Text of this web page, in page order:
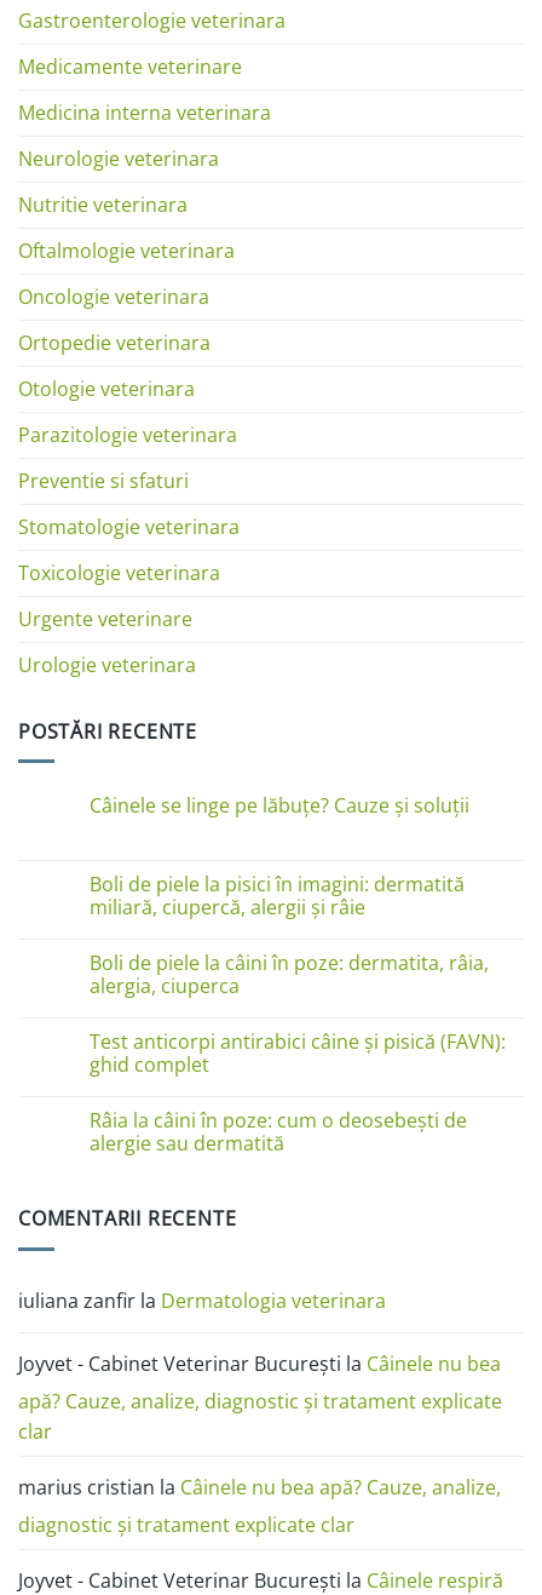
Gastroenterologie veterinara
Medicamente veterinare
Medicina interna veterinara
Neurologie veterinara
Nutritie veterinara
Oftalmologie veterinara
Oncologie veterinara
Ortopedie veterinara
Otologie veterinara
Parazitologie veterinara
Preventie si sfaturi
Stomatologie veterinara
Toxicologie veterinara
Urgente veterinare
Urologie veterinara
POSTĂRI RECENTE
Câinele se linge pe lăbuțe? Cauze și soluții
Câinele
se
linge
Cauze
și
soluții
Boli de piele la pisici în imagini: dermatită
miliară, ciupercă, alergii și râie
comentariu
la
Boli
de
pisici
în
imagini:
miliară,
ciupercă,
alergii
și
Boli de piele la câini în poze: dermatita, râia,
alergia, ciuperca
la
Boli
de
câini
în
poze:
ciuperca
Test anticorpi antirabici câine și pisică (FAVN):
ghid complet
comentariu
la
Test
anticorpi
pisică
Râia la câini în poze: cum o deosebești de
alergie sau dermatită
Râia
cum
o
alergie
sau
COMENTARII RECENTE
iuliana zanfir la Dermatologia veterinara
Joyvet - Cabinet Veterinar București la Câinele nu bea
apă? Cauze, analize, diagnostic și tratament explicate
clar
marius cristian la Câinele nu bea apă? Cauze, analize,
diagnostic și tratament explicate clar
Joyvet - Cabinet Veterinar București la Câinele respiră